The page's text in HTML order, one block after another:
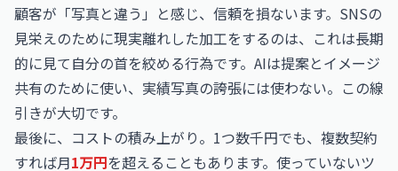
顧客が「写真と違う」と感じ、信頼を損ないます。SNSの
見栄えのために現実離れした加工をするのは、これは長期
的に見て自分の首を絞める行為です。AIは提案とイメージ
共有のために使い、実績写真の誇張には使わない。この線
引きが大切です。
最後に、コストの積み上がり。1つ数千円でも、複数契約
すれば月1万円を超えることもあります。使っていないツ